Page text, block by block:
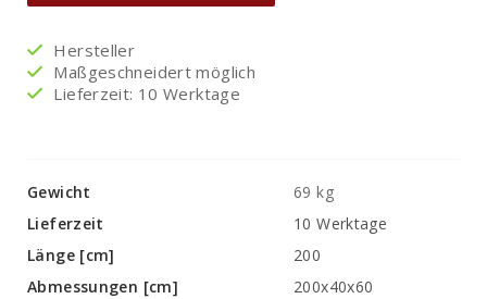
Hersteller
Maßgeschneidert möglich
Lieferzeit: 10 Werktage
Gewicht
69 kg
Lieferzeit
10 Werktage
Länge [cm]
200
Abmessungen [cm]
200x40x60